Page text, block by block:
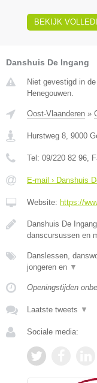
BEKIJK
Danshuis De Ingang
Niet gevestigd in
Henegouwen.
Oost-Vlaanderen »
Hurstweg 8 9000
Tel: 09/220 82 96 ,
E-mail › Danshuis
Website: https://
Danshuis De
danscursussen en
Danslessen,
jongeren en ▼
Openingstijden
Laatste tweets ▼
Sociale media: